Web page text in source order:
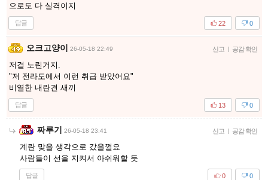
으로도 다 실격이지
답글 0
22
오크고양이 26-05-18 22:49 신고 | 공감 확인
저걸 노린거지.
"저 전라도에서 이런 취급 받았어요"
비열한 내란견 새끼
답글 0
13
짜루기 26-05-18 23:41 신고 | 공감 확인
계란 맞을 생각으로 갔을껄요
사람들이 선을 지켜서 아쉬워할 듯
답글 0
0